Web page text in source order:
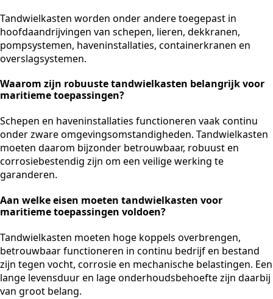
Tandwielkasten worden onder andere toegepast in
hoofdaandrijvingen van schepen, lieren, dekkranen,
pompsystemen, haveninstallaties, containerkranen en
overslagsystemen.
Waarom zijn robuuste tandwielkasten belangrijk voor
maritieme toepassingen?
Schepen en haveninstallaties functioneren vaak continu
onder zware omgevingsomstandigheden. Tandwielkasten
moeten daarom bijzonder betrouwbaar, robuust en
corrosiebestendig zijn om een veilige werking te
garanderen.
Aan welke eisen moeten tandwielkasten voor
maritieme toepassingen voldoen?
Tandwielkasten moeten hoge koppels overbrengen,
betrouwbaar functioneren in continu bedrijf en bestand
zijn tegen vocht, corrosie en mechanische belastingen. Een
lange levensduur en lage onderhoudsbehoefte zijn daarbij
van groot belang.